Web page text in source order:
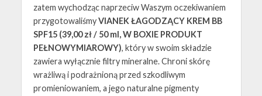
zatem wychodząc naprzeciw Waszym oczekiwaniem
przygotowaliśmyVIANEK ŁAGODZĄCY KREM BB
SPF15 (39,00 zł / 50 ml, W BOXIE PRODUKT
PEŁNOWYMIAROWY), który w swoim składzie
zawiera wyłącznie filtry mineralne. Chroni skórę
wrażliwą i podrażnioną przed szkodliwym
promieniowaniem, a jego naturalne pigmenty